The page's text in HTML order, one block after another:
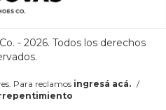
- 2026. Todos los derechos
Para reclamos ingresá acá. /